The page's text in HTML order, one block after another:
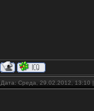
Дата: Среда, 29.02.2012,